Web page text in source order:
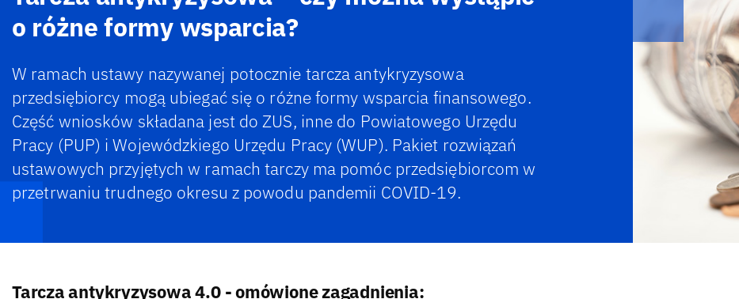
o różne formy wsparcia?
W ramach ustawy nazywanej potocznie tarcza antykryzysowa
przedsiębiorcy mogą ubiegać się o różne formy wsparcia finansowego.
Część wniosków składana jest do ZUS, inne do Powiatowego Urzędu
Pracy (PUP) i Wojewódzkiego Urzędu Pracy (WUP). Pakiet rozwiązań
ustawowych przyjętych w ramach tarczy ma pomóc przedsiębiorcom w
przetrwaniu trudnego okresu z powodu pandemii COVID-19.
Tarcza antykryzysowa 4.0 - omówione zagadnienia: